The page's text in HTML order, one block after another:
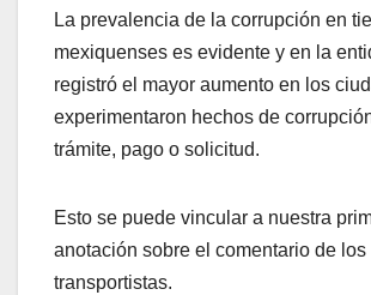
La prevalencia de la corrupción en
mexiquenses es evidente y en la
registró el mayor aumento en los
experimentaron hechos de
trámite, pago o solicitud.
Esto se puede vincular a nuestra
anotación sobre el comentario de los
transportistas.